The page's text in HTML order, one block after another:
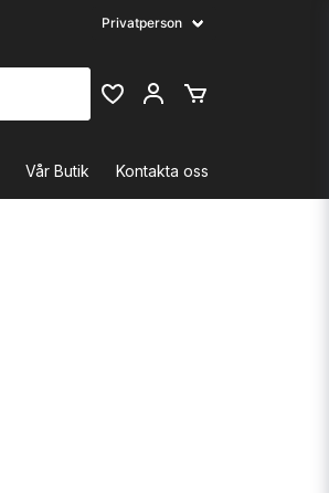
Vår Butik Kontakta oss